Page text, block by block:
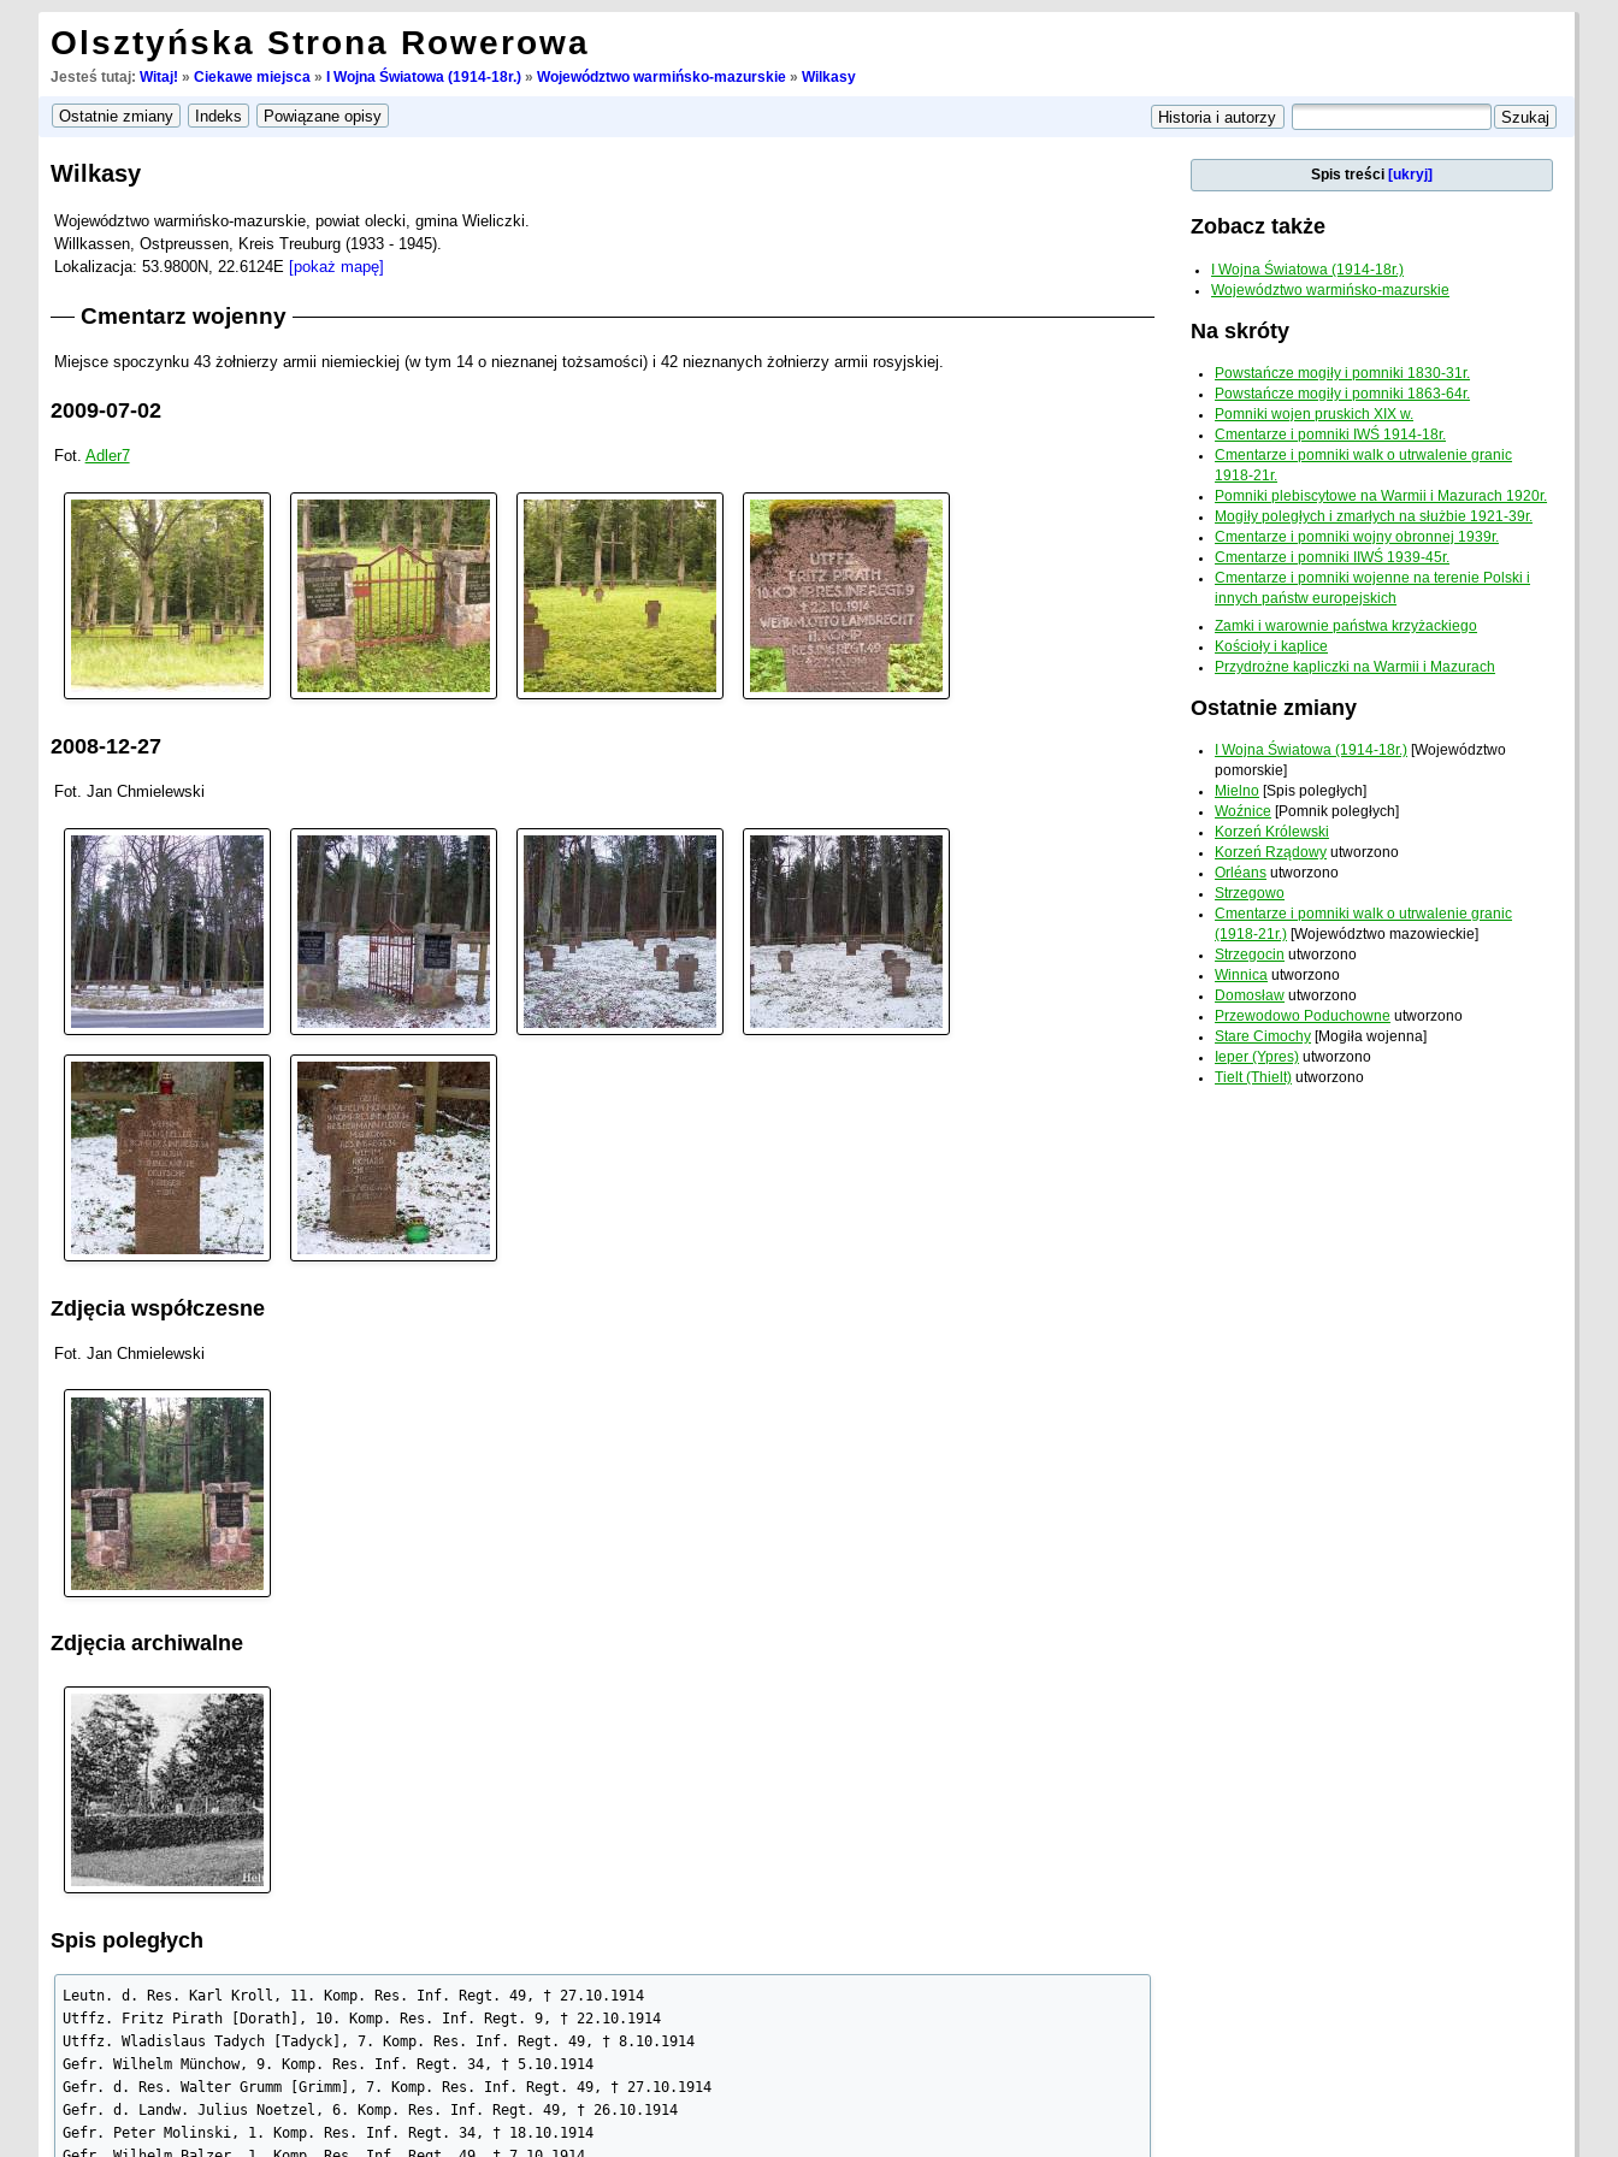
Olsztyńska Strona Rowerowa
Jesteś tutaj: Witaj! » Ciekawe miejsca » I Wojna Światowa (1914-18r.)» Województwo warmińsko-mazurskie» Wilkasy
Wilkasy
Województwo warmińsko-mazurskie, powiat olecki, gmina Wieliczki.
Willkassen, Ostpreussen, Kreis Treuburg (1933 - 1945).
Lokalizacja: 53.9800N, 22.6124E [pokaż mapę]
Cmentarz wojenny
Miejsce spoczynku 43 żołnierzy armii niemieckiej (w tym 14 o nieznanej tożsamości) i 42 nieznanych żołnierzy armii rosyjskiej.
2009-07-02
Fot. Adler7
2008-12-27
Fot. Jan Chmielewski
Zdjęcia współczesne
Fot. Jan Chmielewski
Zdjęcia archiwalne
Spis poległych
Leutn. d. Res. Karl Kroll, 11. Komp. Res. Inf. Regt. 49, † 27.10.1914
Utffz. Fritz Pirath [Dorath], 10. Komp. Res. Inf. Regt. 9, † 22.10.1914
Utffz. Wladislaus Tadych [Tadyck], 7. Komp. Res. Inf. Regt. 49, † 8.10.1914
Gefr. Wilhelm Münchow, 9. Komp. Res. Inf. Regt. 34, † 5.10.1914
Gefr. d. Res. Walter Grumm [Grimm], 7. Komp. Res. Inf. Regt. 49, † 27.10.1914
Gefr. d. Landw. Julius Noetzel, 6. Komp. Res. Inf. Regt. 49, † 26.10.1914
Gefr. Peter Molinski, 1. Komp. Res. Inf. Regt. 34, † 18.10.1914
Spis treści [ukryj]
Zobacz także
I Wojna Światowa (1914-18r.)
Województwo warmińsko-mazurskie
Na skróty
Powstańcze mogiły i pomniki 1830-31r.
Powstańcze mogiły i pomniki 1863-64r.
Pomniki wojen pruskich XIX w.
Cmentarze i pomniki IWŚ 1914-18r.
Cmentarze i pomniki walk o utrwalenie granic
1918-21r.
Pomniki plebiscytowe na Warmii i Mazurach 1920r.
Mogiły poległych i zmarłych na służbie 1921-39r.
Cmentarze i pomniki wojny obronnej 1939r.
Cmentarze i pomniki IIWŚ 1939-45r.
Cmentarze i pomniki wojenne na terenie Polski i
innych państw europejskich
Zamki i warownie państwa krzyżackiego
Kościoły i kaplice
Przydrożne kapliczki na Warmii i Mazurach
Ostatnie zmiany
I Wojna Światowa (1914-18r.) [Województwo
pomorskie]
Mielno [Spis poległych]
Woźnice [Pomnik poległych]
Korzeń Królewski
Korzeń Rządowy utworzono
Orléans utworzono
Strzegowo
Cmentarze i pomniki walk o utrwalenie granic
(1918-21r.) [Województwo mazowieckie]
Strzegocin utworzono
Winnica utworzono
Domosław utworzono
Przewodowo Poduchowne utworzono
Stare Cimochy [Mogiła wojenna]
Ieper (Ypres) utworzono
Tielt (Thielt) utworzono